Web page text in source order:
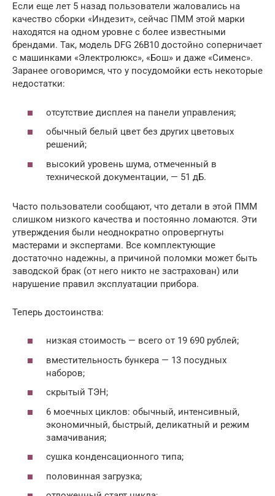
Если еще лет 5 назад пользователи жаловались на
качество сборки «Индезит», сейчас ПММ этой марки
находятся на одном уровне с более известными
брендами. Так, модель DFG 26B10 достойно соперничает
с машинками «Электролюкс», «Бош» и даже «Сименс».
Заранее оговоримся, что у посудомойки есть некоторые
недостатки:
отсутствие дисплея на панели управления;
обычный белый цвет без других цветовых
решений;
высокий уровень шума, отмеченный в
технической документации, — 51 дБ.
Часто пользователи сообщают, что детали в этой ПММ
слишком низкого качества и постоянно ломаются. Эти
утверждения были неоднократно опровергнуты
мастерами и экспертами. Все комплектующие
достаточно надежны, а причиной поломки может быть
заводской брак (от него никто не застрахован) или
нарушение правил эксплуатации прибора.
Теперь достоинства:
низкая стоимость — всего от 19 690 рублей;
вместительность бункера — 13 посудных
наборов;
скрытый ТЭН;
6 моечных циклов: обычный, интенсивный,
экономичный, быстрый, деликатный и режим
замачивания;
сушка конденсационного типа;
половинная загрузка;